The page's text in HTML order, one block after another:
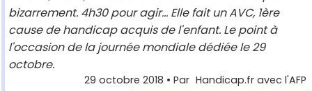
bizarrement. 4h30 pour agir... Elle fait un AVC, 1ère
cause de handicap acquis de l'enfant. Le point à
l'occasion de la journée mondiale dédiée le 29
octobre.
29 octobre 2018 • Par Handicap.fr avec l'AFP